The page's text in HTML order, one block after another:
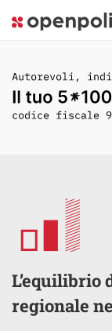
L’equilibrio
regionale